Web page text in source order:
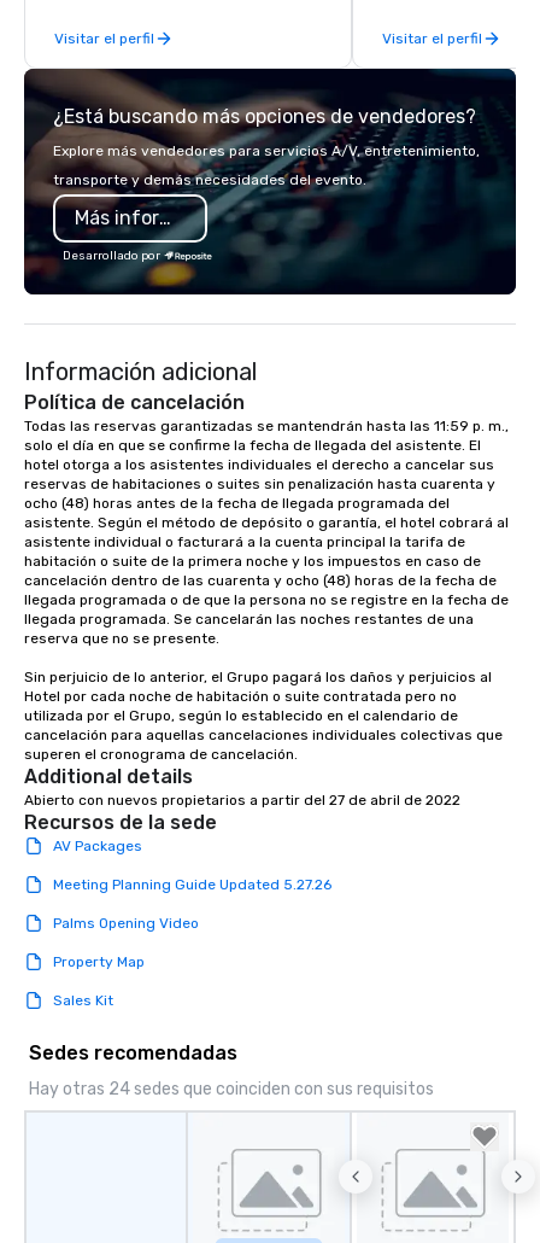
Visitar el perfil
photos directly on
access a live event
event. Fun, professional, and built for
engagement.
Visitar el perfil
¿Está buscando más opciones de vendedores?
Explore más vendedores para servicios A/V, entretenimiento,
transporte y demás necesidades del evento.
Más información
Desarrollado por
Información adicional
Política de cancelación
Todas las reservas garantizadas se mantendrán hasta las 11:59 p. m.,
solo el día en que se confirme la fecha de llegada del asistente. El
hotel otorga a los asistentes individuales el derecho a cancelar sus
reservas de habitaciones o suites sin penalización hasta cuarenta y
ocho (48) horas antes de la fecha de llegada programada del
asistente. Según el método de depósito o garantía, el hotel cobrará al
asistente individual o facturará a la cuenta principal la tarifa de
habitación o suite de la primera noche y los impuestos en caso de
cancelación dentro de las cuarenta y ocho (48) horas de la fecha de
llegada programada o de que la persona no se registre en la fecha de
llegada programada. Se cancelarán las noches restantes de una
reserva que no se presente.
Sin perjuicio de lo anterior, el Grupo pagará los daños y perjuicios al
Hotel por cada noche de habitación o suite contratada pero no
utilizada por el Grupo, según lo establecido en el calendario de
cancelación para aquellas cancelaciones individuales colectivas que
superen el cronograma de cancelación.
Additional details
Abierto con nuevos propietarios a partir del 27 de abril de 2022
Recursos de la sede
AV Packages
Meeting Planning Guide Updated 5.27.26
Palms Opening Video
Property Map
Sales Kit
Sedes recomendadas
Hay otras 24 sedes que coinciden con sus requisitos